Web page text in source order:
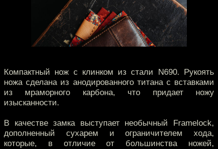
Компактный нож с клинком из стали N690. Рукоять
ножа сделана из анодированного титана с вставками
из мраморного карбона, что придает ножу
изысканности.
В качестве замка выступает необычный Framelock,
дополненный сухарем и ограничителем хода,
которые, в отличие от большинства ножей,